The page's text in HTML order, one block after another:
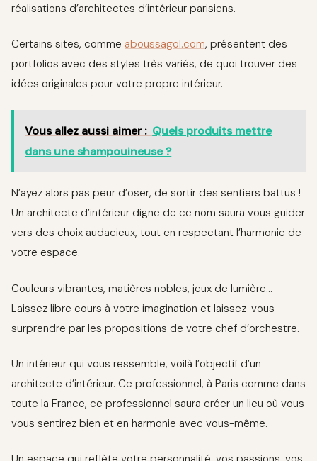
réalisations d’architectes d’intérieur parisiens.
Certains sites, comme aboussagol.com, présentent des
portfolios avec des styles très variés, de quoi trouver des
idées originales pour votre propre intérieur.
Vous allez aussi aimer : Quels produits mettre
dans une shampouineuse ?
N’ayez alors pas peur d’oser, de sortir des sentiers battus !
Un architecte d’intérieur digne de ce nom saura vous guider
vers des choix audacieux, tout en respectant l’harmonie de
votre espace.
Couleurs vibrantes, matières nobles, jeux de lumière…
Laissez libre cours à votre imagination et laissez-vous
surprendre par les propositions de votre chef d’orchestre.
Un intérieur qui vous ressemble, voilà l’objectif d’un
architecte d’intérieur. Ce professionnel, à Paris comme dans
toute la France, ce professionnel saura créer un lieu où vous
vous sentirez bien et en harmonie avec vous-même.